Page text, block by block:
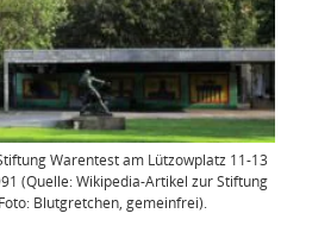
Warentest am Lützowplatz 11-13
(Quelle: Wikipedia-Artikel zur Stiftung
Blutgretchen, gemeinfrei).